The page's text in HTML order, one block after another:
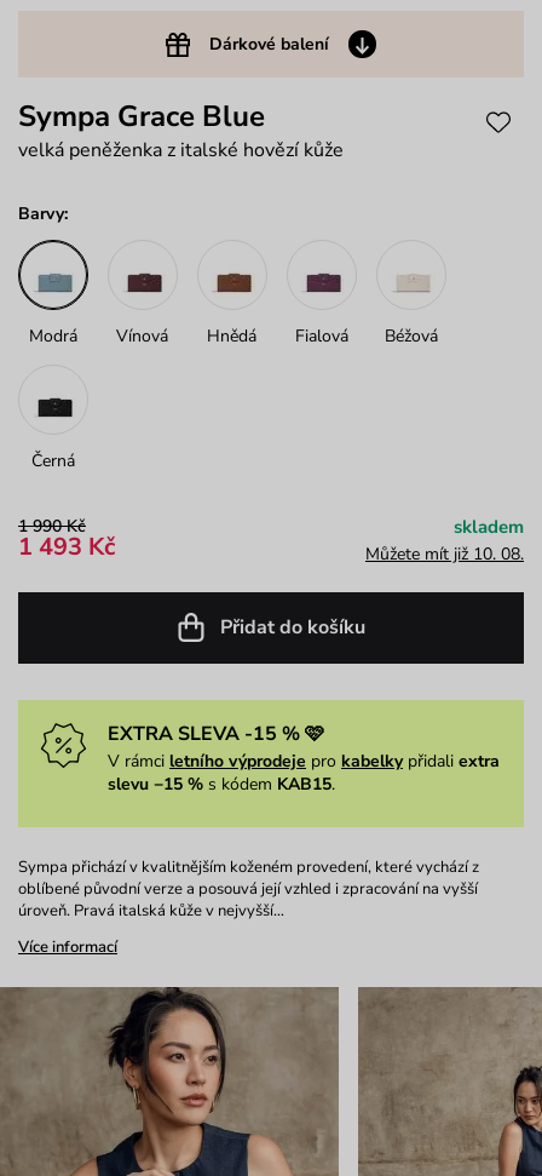
Dárkové balení
Sympa Grace Blue
velká peněženka z italské hovězí kůže
Barvy:
Modrá Vínová Hnědá Fialová Béžová
Černá
1 990 Kč
1 493 Kč
skladem
Můžete mít již 10. 08.
Přidat do košíku
EXTRA SLEVA -15 % 🩷
V rámci letního výprodeje pro kabelkypřidali extra
slevu −15 % s kódem KAB15.
Sympa přichází v kvalitnějším koženém provedení, které vychází z
oblíbené původní verze a posouvá její vzhled i zpracování na vyšší
úroveň. Pravá italská kůže v nejvyšší…
Více informací